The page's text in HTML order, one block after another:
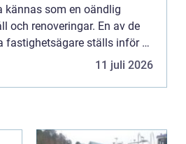
kännas som en oändlig
och renoveringar. En av de
fastighetsägare ställs inför är
11 juli 2026